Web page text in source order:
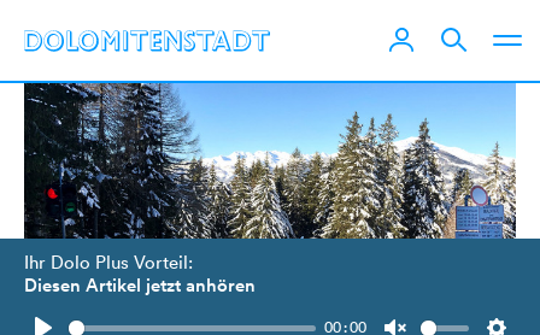
Ihr Dolo Plus Vorteil:
Diesen Artikel jetzt anhören
00:00